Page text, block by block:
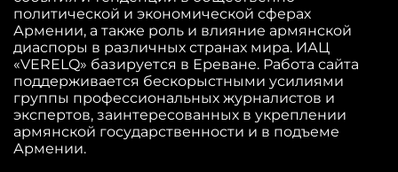
политической и экономической сферах
Армении, а также роль и влияние армянской
диаспоры в различных странах мира. ИАЦ
«VERELQ» базируется в Ереване. Работа сайта
поддерживается бескорыстными усилиями
группы профессиональных журналистов и
экспертов, заинтересованных в укреплении
армянской государственности и в подъеме
Армении.